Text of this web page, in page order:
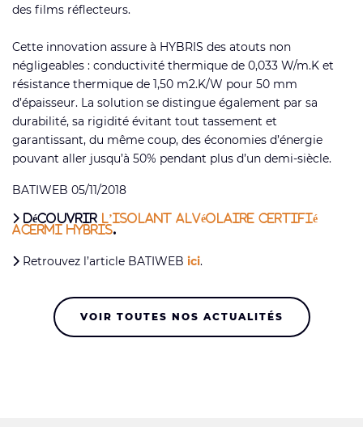
des films réflecteurs.
Cette innovation assure à HYBRIS des atouts non
négligeables : conductivité thermique de 0,033 W/m.K et
résistance thermique de 1,50 m2.K/W pour 50 mm
d’épaisseur. La solution se distingue également par sa
durabilité, sa rigidité évitant tout tassement et
garantissant, du même coup, des économies d’énergie
pouvant aller jusqu’à 50% pendant plus d’un demi-siècle.
BATIWEB 05/11/2018
Découvrir
l’isolant alvéolaire certifié
ACERMI HYBRIS.
Retrouvez l’article BATIWEB ici.
VOIR TOUTES NOS ACTUALITÉS